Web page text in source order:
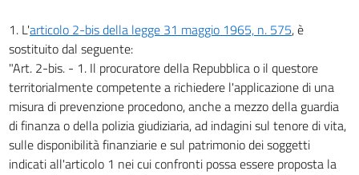
Capo III.
MODIFICHE DEL CODICE PENALE. DISPOSIZIONI DIVERSE
DI ATTUAZIONE E TRANSITORIE.
ABROGAZIONE DI NORME
21
22
23
1. L'articolo 2-bis della legge 31 maggio 1965, n. 575, è
sostituito dal seguente:
"Art. 2-bis. - 1. Il procuratore della Repubblica o il questore
territorialmente competente a richiedere l'applicazione di una
misura di prevenzione procedono, anche a mezzo della guardia
di finanza o della polizia giudiziaria, ad indagini sul tenore di vita,
sulle disponibilità finanziarie e sul patrimonio dei soggetti
indicati all'articolo 1 nei cui confronti possa essere proposta la